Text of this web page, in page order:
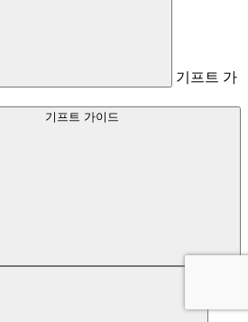
기프트 가
기프트 가이드